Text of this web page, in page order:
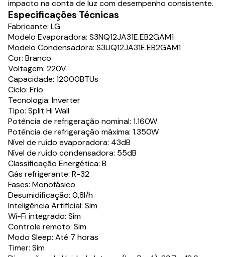
impacto na conta de luz com desempenho consistente.
Especificações Técnicas
Fabricante: LG
Modelo Evaporadora: S3NQ12JA31E.EB2GAM1
Modelo Condensadora: S3UQ12JA31E.EB2GAM1
Cor: Branco
Voltagem: 220V
Capacidade: 12000BTUs
Ciclo: Frio
Tecnologia: Inverter
Tipo: Split Hi Wall
Potência de refrigeração nominal: 1.160W
Potência de refrigeração máxima: 1.350W
Nível de ruído evaporadora: 43dB
Nível de ruído condensadora: 55dB
Classificação Energética: B
Gás refrigerante: R-32
Fases: Monofásico
Desumidificação: 0,8l/h
Inteligência Artificial: Sim
Wi-Fi integrado: Sim
Controle remoto: Sim
Modo Sleep: Até 7 horas
Timer: Sim